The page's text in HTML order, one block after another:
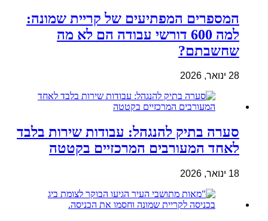
המספרים המפתיעים של קריית שמונה:
למה 600 דורשי עבודה הם לא מה
שחשבתם?
28 ינואר, 2026
סערה בתיק להנגהל: עבודות שירות בלבד
לאחד המעורבים המרכזיים בקטטה
18 ינואר, 2026